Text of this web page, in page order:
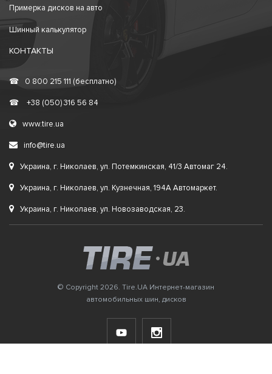
Примерка дисков на авто
Шинный калькулятор
КОНТАКТЫ
☎ 0 800 215 111 (бесплатно)
☎ +38 (050) 316 56 84
www.tire.ua
info@tire.ua
Украина, г. Николаев, ул. Потемкинская, 41/3 Автомаг 24.
Украина, г. Николаев, ул. Кузнечная, 194А Автомаркет.
Украина, г. Николаев, ул. Новозаводская, 23.
© Copyright 2026. Tire.UA Интернет-магазин
автомобильных шин, дисков